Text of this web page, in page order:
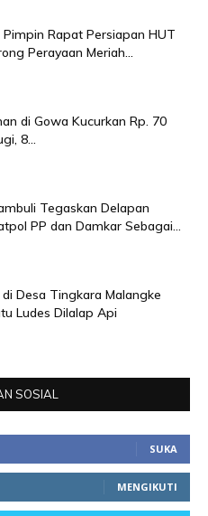
Rapat Persiapan HUT
Perayaan Meriah...
di Gowa Kucurkan Rp. 70
8...
Tegaskan Delapan
PP dan Damkar Sebagai...
Desa Tingkara Malangke
Ludes Dilalap Api
SOSIAL
SUKA
MENGIKUTI